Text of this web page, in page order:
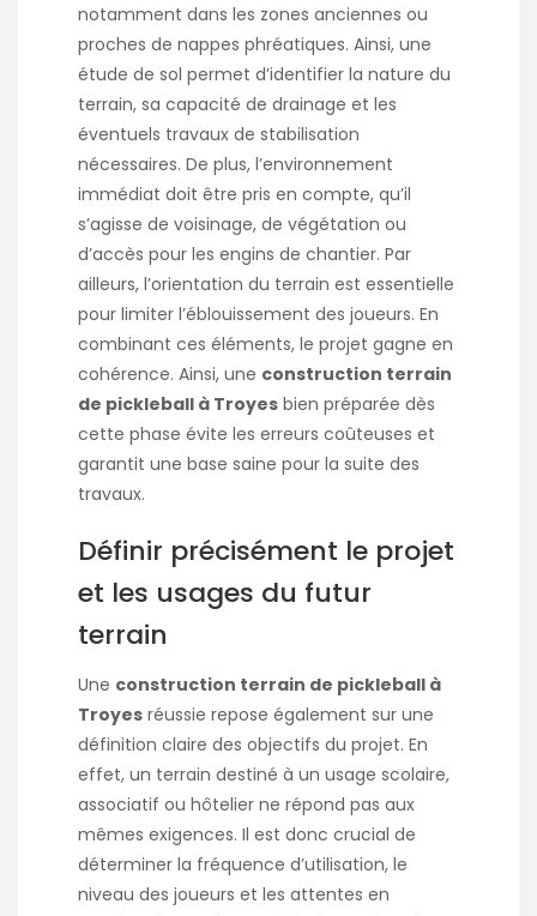
notamment dans les zones anciennes ou
proches de nappes phréatiques. Ainsi, une
étude de sol permet d’identifier la nature du
terrain, sa capacité de drainage et les
éventuels travaux de stabilisation
nécessaires. De plus, l’environnement
immédiat doit être pris en compte, qu’il
s’agisse de voisinage, de végétation ou
d’accès pour les engins de chantier. Par
ailleurs, l’orientation du terrain est essentielle
pour limiter l’éblouissement des joueurs. En
combinant ces éléments, le projet gagne en
cohérence. Ainsi, une construction terrain
de pickleball à Troyes bien préparée dès
cette phase évite les erreurs coûteuses et
garantit une base saine pour la suite des
travaux.
Définir précisément le projet
et les usages du futur
terrain
Une construction terrain de pickleball à
Troyes réussie repose également sur une
définition claire des objectifs du projet. En
effet, un terrain destiné à un usage scolaire,
associatif ou hôtelier ne répond pas aux
mêmes exigences. Il est donc crucial de
déterminer la fréquence d’utilisation, le
niveau des joueurs et les attentes en